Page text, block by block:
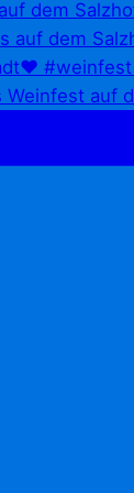
dem
Weinfest auf